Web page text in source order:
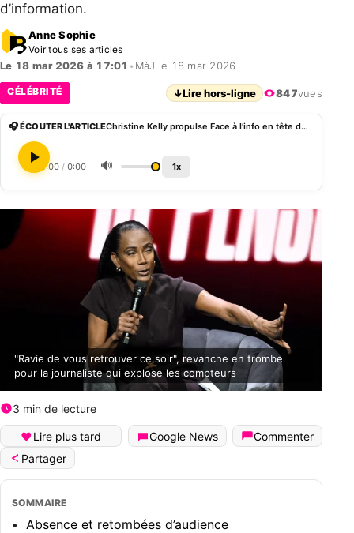
d’information.
Anne Sophie
Voir tous ses articles
Le 18 mar 2026 à 17:01 • MàJ le 18 mar 2026
CÉLÉBRITÉ ↓Lire hors-ligne 847vues
🎧 ÉCOUTER L'ARTICLE Christine Kelly propulse Face à l’info en tête des audiences avec 662 000 téléspectateurs
0:00 / 0:00 🔊 1x
"Ravie de vous retrouver ce soir", revanche en trombe
pour la journaliste qui explose les compteurs
3 min de lecture
Lire plus tard Google News
Commenter
Partager
SOMMAIRE
Absence et retombées d’audience